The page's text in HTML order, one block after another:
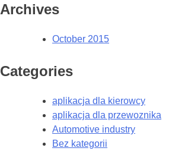
Archives
October 2015
Categories
aplikacja dla kierowcy
aplikacja dla przewoznika
Automotive industry
Bez kategorii